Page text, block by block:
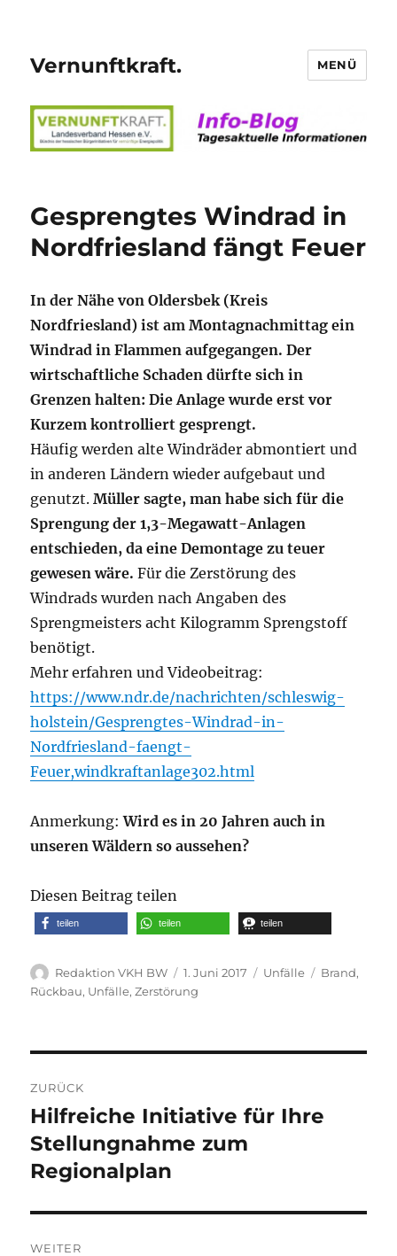
Vernunftkraft. MENÜ
Gesprengtes Windrad in
Nordfriesland fängt Feuer
In der Nähe von Oldersbek (Kreis
Nordfriesland) ist am Montagnachmittag ein
Windrad in Flammen aufgegangen. Der
wirtschaftliche Schaden dürfte sich in
Grenzen halten: Die Anlage wurde erst vor
Kurzem kontrolliert gesprengt.
Häufig werden alte Windräder abmontiert und
in anderen Ländern wieder aufgebaut und
genutzt.Müller sagte, man habe sich für die
Sprengung der 1,3-Megawatt-Anlagen
entschieden, da eine Demontage zu teuer
gewesen wäre. Für die Zerstörung des
Windrads wurden nach Angaben des
Sprengmeisters acht Kilogramm Sprengstoff
benötigt.
Mehr erfahren und Videobeitrag:
https://www.ndr.de/nachrichten/schleswig-
holstein/Gesprengtes-Windrad-in-
Nordfriesland-faengt-
Feuer,windkraftanlage302.html
Anmerkung:Wird es in 20 Jahren auch in
unseren Wäldern so aussehen?
Diesen Beitrag teilen
teilen teilen teilen
Autor
Redaktion VKH BW
Veröffentlicht
am
1. Juni 2017 Kategorien
Unfälle Schlagwörter
Brand,
Rückbau, Unfälle,Zerstörung
ZURÜCK
Vorheriger
Beitrag:
Hilfreiche Initiative für Ihre
Stellungnahme zum
Regionalplan
WEITER